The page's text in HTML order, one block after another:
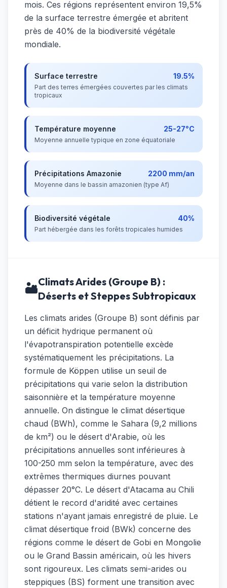
mois. Ces régions représentent environ 19,5%
de la surface terrestre émergée et abritent
près de 40% de la biodiversité végétale
mondiale.
Surface terrestre 19.5%
Part des terres émergées couvertes par les climats
tropicaux
Température moyenne 25-27°C
Moyenne annuelle typique en zone équatoriale
Précipitations Amazonie 2200 mm/an
Moyenne dans le bassin amazonien (type Af)
Biodiversité végétale 40%
Part hébergée dans les forêts tropicales humides
🏜️Climats Arides (Groupe B) :
Déserts et Steppes Subtropicaux
Les climats arides (Groupe B) sont définis par
un déficit hydrique permanent où
l'évapotranspiration potentielle excède
systématiquement les précipitations. La
formule de Köppen utilise un seuil de
précipitations qui varie selon la distribution
saisonnière et la température moyenne
annuelle. On distingue le climat désertique
chaud (BWh), comme le Sahara (9,2 millions
de km²) ou le désert d'Arabie, où les
précipitations annuelles sont inférieures à
100-250 mm selon la température, avec des
extrêmes thermiques diurnes pouvant
dépasser 20°C. Le désert d'Atacama au Chili
détient le record d'aridité avec certaines
stations n'ayant jamais enregistré de pluie. Le
climat désertique froid (BWk) concerne des
régions comme le désert de Gobi en Mongolie
ou le Grand Bassin américain, où les hivers
sont rigoureux. Les climats semi-arides ou
steppiques (BS) forment une transition avec